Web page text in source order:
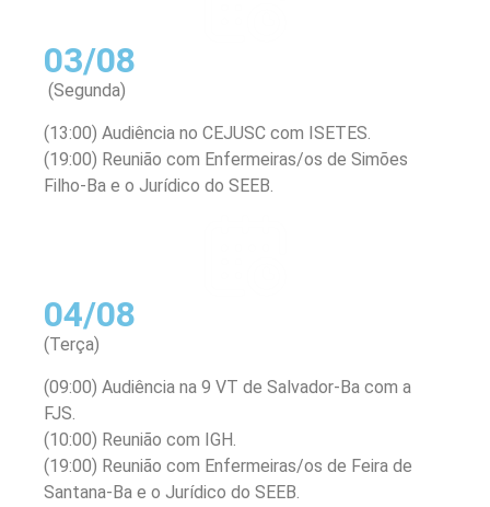
03/08
(Segunda)
(13:00) Audiência no CEJUSC com ISETES.
(19:00) Reunião com Enfermeiras/os de Simões
Filho-Ba e o Jurídico do SEEB.
04/08
(Terça)
(09:00) Audiência na 9 VT de Salvador-Ba com a
FJS.
(10:00) Reunião com IGH.
(19:00) Reunião com Enfermeiras/os de Feira de
Santana-Ba e o Jurídico do SEEB.